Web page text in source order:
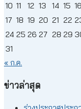
10 11 12 13 14 15 16
17 18 19 20 21 22
24 25 26 27 28 29
31
« ก.ค.
ข่าวล่าสุด